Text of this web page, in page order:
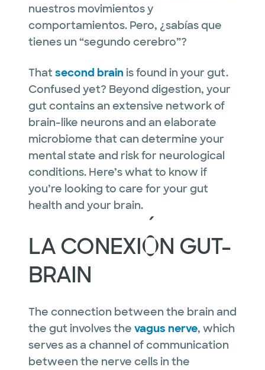
nuestros movimientos y
comportamientos. Pero, ¿sabías que
tienes un “segundo cerebro”?
Thatsecond brain is found in your gut.
Confused yet? Beyond digestion, your
gut contains an extensive network of
brain-like neurons and an elaborate
microbiome that can determine your
mental state and risk for neurological
conditions. Here’s what to know if
you’re looking to care for your gut
health and your brain.
LA CONEXIÓN GUT-
BRAIN
The connection between the brain and
the gut involves the vagus nerve, which
serves as a channel of communication
between the nerve cells in the